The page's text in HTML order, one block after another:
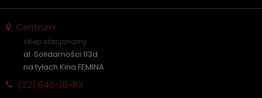
Centrum
sklep stacjonarny
al. Solidarności 113d
na tyłach Kina FEMINA
(22) 846-15-83